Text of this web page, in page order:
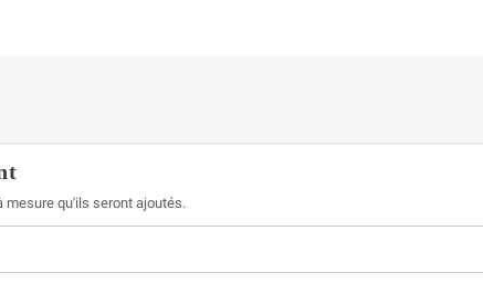
mesure qu'ils seront ajoutés.